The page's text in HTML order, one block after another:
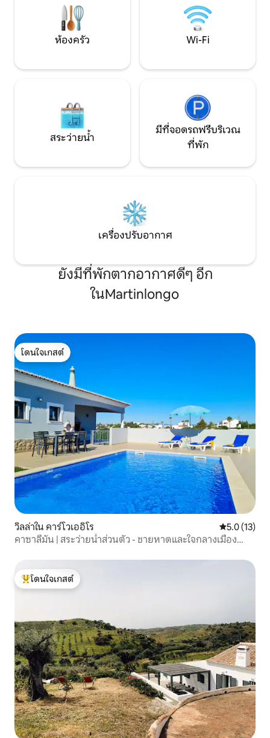
พร้อมพื้นที่รับประทานอาหารกลางแจ้ง
เฟอร์นิเจอร์นั่งเล่น เหมาะสำหรับช่วงเช้า
หรือช่วงบ่ายที่มีแสงแดด
ตามคำขอ – ค่าธร
พื้นที่จอดรถกลาง
ที่พัก
ห้องครัว Wi-Fi
สระว่ายน้ำ
มีที่จอดรถฟรีบริเวณ
ที่พัก
เครื่องปรับอากาศ
ยังมีที่พักตากอากาศดีๆ อีก
ในMartinlongo
โดนใจเกสต์
โดนใจเกสต์
วิลล่าใน คาร์โวเออิโร คะแนนเฉลี่ย
5.0 (13)
คาซาลีมัน | สระว่ายน้ำส่วนตัว - ชายหาดและใจกลางเมือง
โดนใจเกสต์ที่สุด
โดนใจเกสต์